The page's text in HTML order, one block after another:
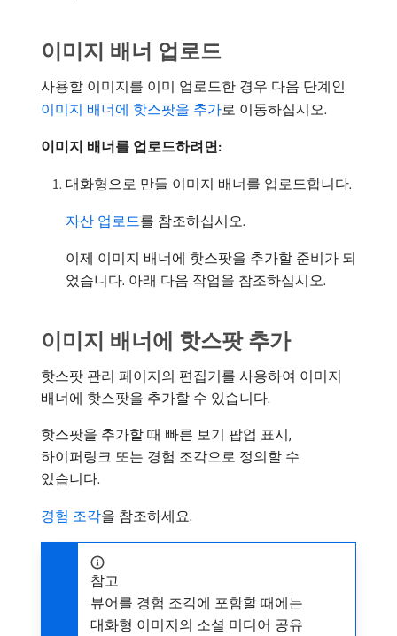
이미지 배너 업로드
사용할 이미지를 이미 업로드한 경우 다음 단계인
이미지 배너에 핫스팟을 추가로 이동하십시오.
이미지 배너를 업로드하려면:
대화형으로 만들 이미지 배너를 업로드합니다.
자산 업로드를 참조하십시오.
이제 이미지 배너에 핫스팟을 추가할 준비가 되
었습니다. 아래 다음 작업을 참조하십시오.
이미지 배너에 핫스팟 추가
핫스팟 관리 페이지의 편집기를 사용하여 이미지
배너에 핫스팟을 추가할 수 있습니다.
핫스팟을 추가할 때 빠른 보기 팝업 표시,
하이퍼링크 또는 경험 조각으로 정의할 수
있습니다.
경험 조각을 참조하세요.
참고
뷰어를 경험 조각에 포함할 때에는
대화형 이미지의 소셜 미디어 공유